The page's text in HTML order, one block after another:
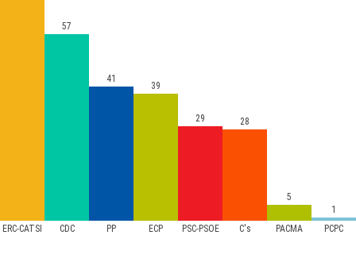
ERC-CATSÍ CDC PP ECP PSC-PSOE C's PACMA PCPC
57
41
39
29 28
5
1